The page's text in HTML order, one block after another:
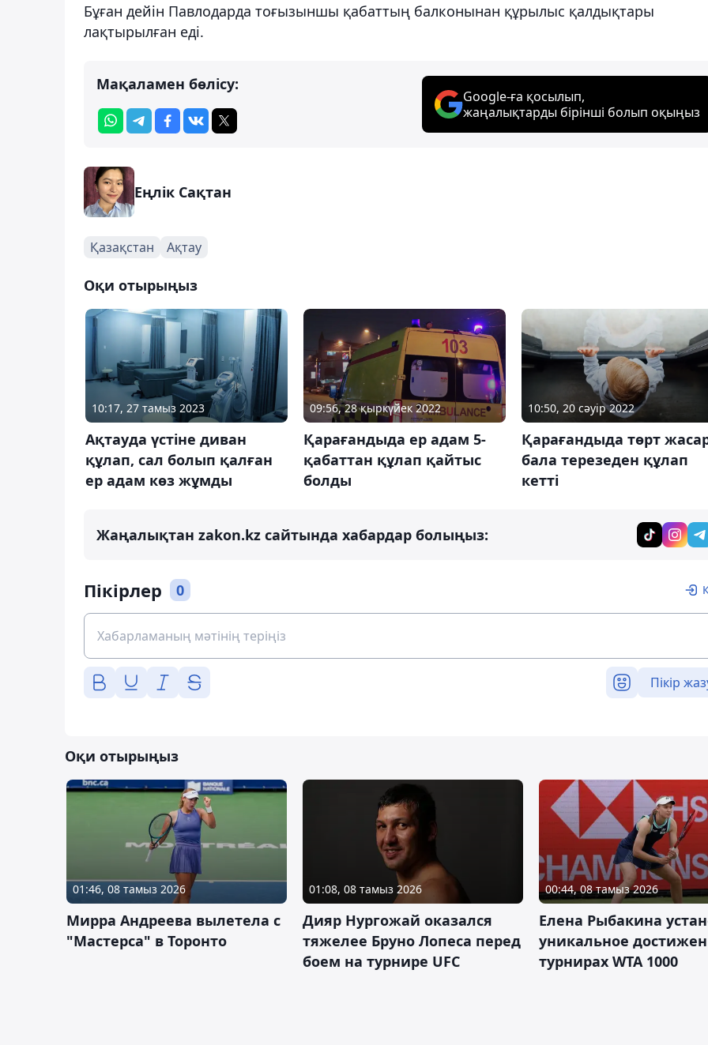
Бұған дейін Павлодарда тоғызыншы қабаттың балконынан құрылыс қалдықтары
лақтырылған еді.
Мақаламен бөлісу:
Google-ға қосылып,
жаңалықтарды бірінші болып оқыңыз
Еңлік Сақтан
Қазақстан Ақтау
Оқи отырыңыз
10:17, 27 тамыз 2023
Ақтауда үстіне диван
құлап, сал болып қалған
ер адам көз жұмды
09:56, 28 қыркүйек 2022
Қарағандыда ер адам 5-
қабаттан құлап қайтыс
болды
10:50, 20 сәуір 2022
Қарағандыда төрт
бала терезеден құлап
кетті
Жаңалықтан zakon.kz сайтында хабардар болыңыз:
Пікірлер 0
Пікір
Оқи отырыңыз
01:46, 08 тамыз 2026
Мирра Андреева вылетела с
"Мастерса" в Торонто
01:08, 08 тамыз 2026
Дияр Нургожай оказался
тяжелее Бруно Лопеса перед
боем на турнире UFC
00:44, 08 тамыз 2026
Елена Рыбакина
уникальное
турнирах WTA 1000